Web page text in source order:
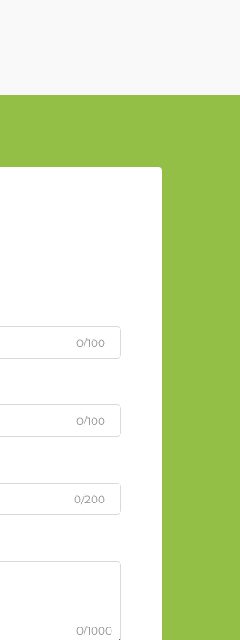
0/100
0/100
0/200
0/1000